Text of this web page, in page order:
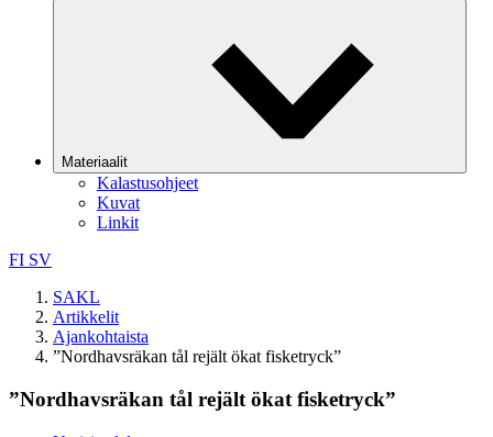
Materiaalit
Kalastusohjeet
Kuvat
Linkit
FI SV
SAKL
Artikkelit
Ajankohtaista
”Nordhavsräkan tål rejält ökat fisketryck”
”Nordhavsräkan tål rejält ökat fisketryck”